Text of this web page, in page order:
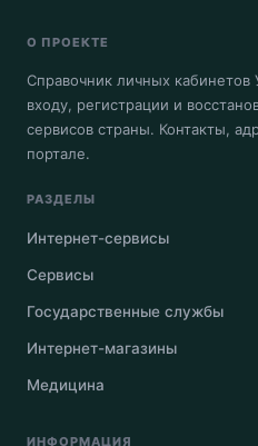
О ПРОЕКТЕ
Справочник личных кабинетов
входу, регистрации и
сервисов страны. Контакты,
портале.
РАЗДЕЛЫ
Интернет-сервисы
Сервисы
Государственные службы
Интернет-магазины
Медицина
ИНФОРМАЦИЯ